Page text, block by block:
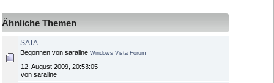
Ähnliche Themen
SATA
Begonnen von saraline Windows Vista Forum
12. August 2009, 20:53:05
von saraline